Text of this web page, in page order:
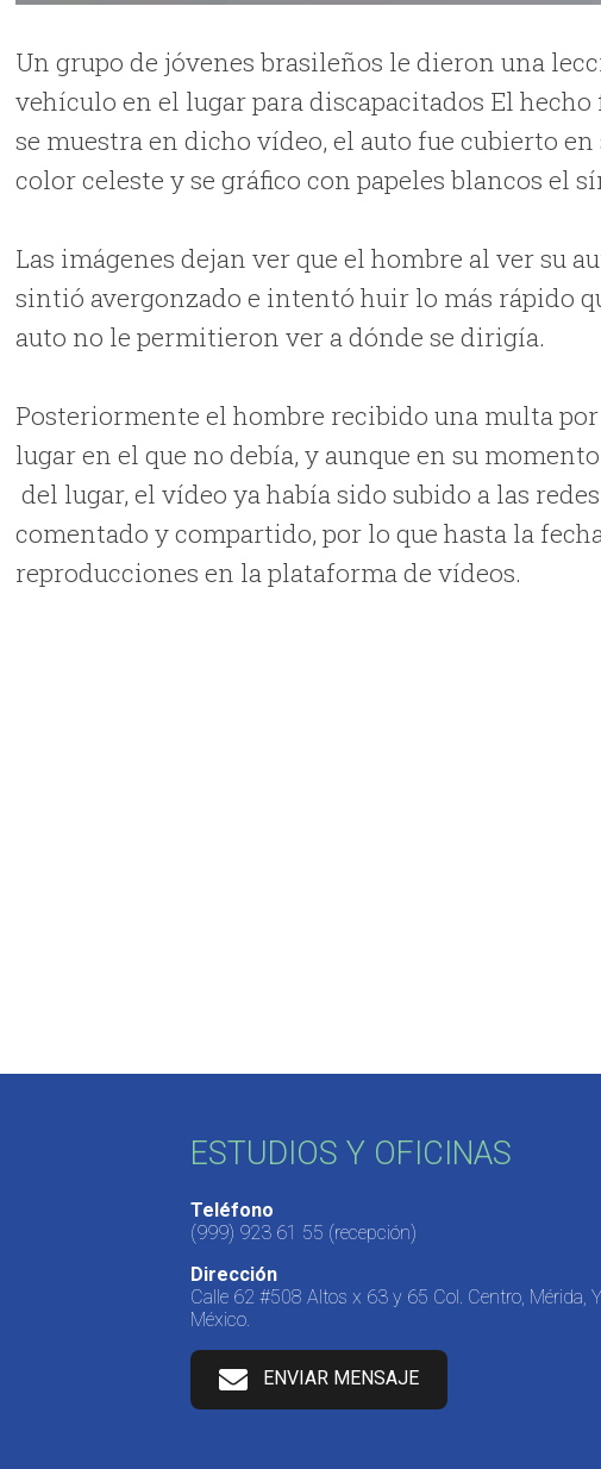
Un grupo de jóvenes brasileños le dieron una
vehículo en el lugar para discapacitados El
se muestra en dicho vídeo, el auto fue cubierto
color celeste y se gráfico con papeles blancos el
Las imágenes dejan ver que el hombre al ver su
sintió avergonzado e intentó huir lo más rápido
auto no le permitieron ver a dónde se dirigía.
Posteriormente el hombre recibido una multa
lugar en el que no debía, y aunque en su
del lugar, el vídeo ya había sido subido a las
comentado y compartido, por lo que hasta la
reproducciones en la plataforma de vídeos.
ESTUDIOS Y OFICINAS
Teléfono
(999) 923 61 55 (recepción)
Dirección
Calle 62 #508 Altos x 63 y 65 Col. Centro, Mérida,
México.
ENVIAR MENSAJE